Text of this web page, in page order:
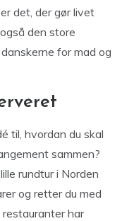
det, der gør livet
den store
for mad og
til, hvordan du skal
sammen?
rundtur i Norden
og retter du med
har